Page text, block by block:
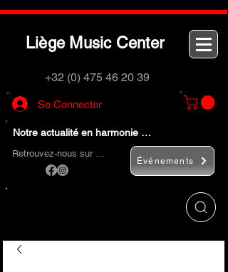
Liège M usic Center
+32 (0) 475 46 20 39
Se Connecter
Notre actualité en harmonie …
Retrouvez-nous sur …
Événements